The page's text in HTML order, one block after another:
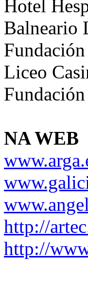
Hotel
Balneario
Liceo
NA WEB
http://
http://